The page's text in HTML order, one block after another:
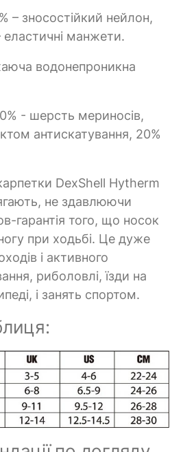
– зносостійкий нейлон,
еластичні манжети.
водонепроникна
- шерсть мериносів,
антискатування, 20%
DexShell Hytherm
не здавлюючи
гарантія того, що носок
при ходьбі. Це дуже
і активного
риболовлі, їзди на
і занять спортом.